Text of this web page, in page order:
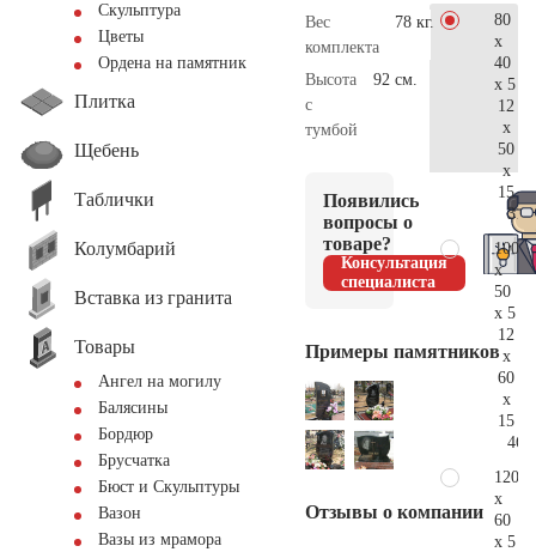
Скульптура
Цветы
Ордена на памятник
Плитка
Щебень
Таблички
Колумбарий
Вставка из гранита
Товары
Ангел на могилу
Балясины
Бордюр
Брусчатка
Бюст и Скульптуры
Вазон
Вазы из мрамора
Вес
комплекта
78 кг.
Высота
с
тумбой
92 см.
Появились
вопросы о
товаре?
Консультация
специалиста
Примеры памятников
Отзывы о компании
80
x
40
x 5
12
x
50
x
15
100
x
50
x 5
12
x
60
x
15
120
x
60
x 5